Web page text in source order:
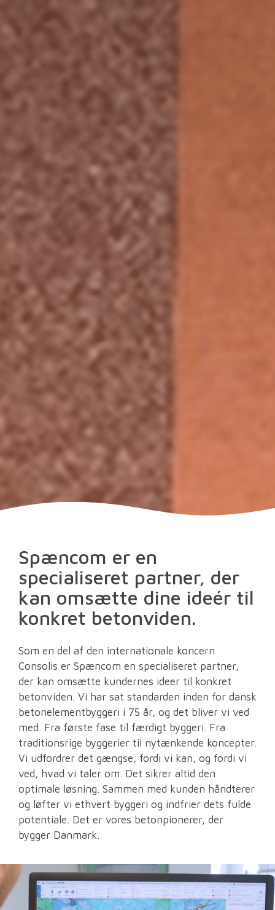
Spæncom er en
specialiseret partner, der
kan omsætte dine ideér til
konkret betonviden.
Som en del af den internationale koncern
Consolis er Spæncom en specialiseret partner,
der kan omsætte kundernes ideer til konkret
betonviden. Vi har sat standarden inden for dansk
betonelementbyggeri i 75 år, og det bliver vi ved
med. Fra første fase til færdigt byggeri. Fra
traditionsrige byggerier til nytænkende koncepter.
Vi udfordrer det gængse, fordi vi kan, og fordi vi
ved, hvad vi taler om. Det sikrer altid den
optimale løsning. Sammen med kunden håndterer
og løfter vi ethvert byggeri og indfrier dets fulde
potentiale. Det er vores betonpionerer, der
bygger Danmark.